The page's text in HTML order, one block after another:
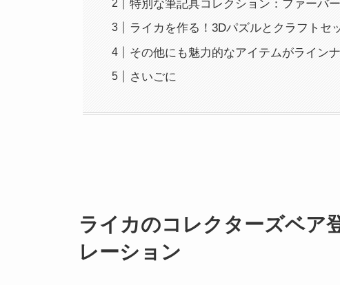
特別な筆記具コレクション：ファーバ
ライカを作る！3Dパズルとクラフトセ
その他にも魅力的なアイテムがラインナ
さいごに
ライカのコレクターズベア
レーション